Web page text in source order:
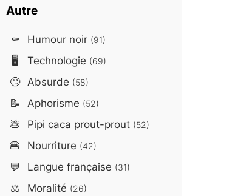
Autre
⚰️ Humour noir (91)
🖥️ Technologie (69)
🙄 Absurde (58)
📝 Aphorisme (52)
💩 Pipi caca prout-prout (52)
🍔 Nourriture (42)
💬 Langue française (31)
⚖️ Moralité (26)